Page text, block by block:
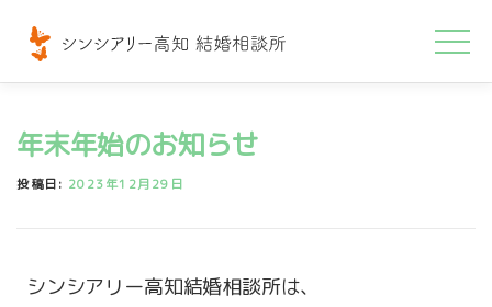
テ
へ
年末年始のお知らせ
投稿日: 2023年12月29日
シンシアリー高知結婚相談所は、